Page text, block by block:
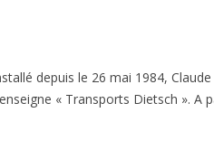
depuis le 26 mai 1984,
« Transports Dietsch ». A